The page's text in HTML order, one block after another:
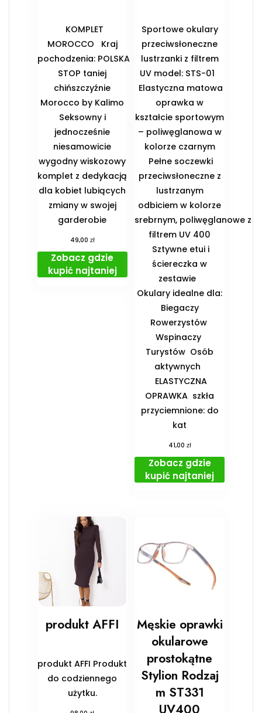
KOMPLET
MOROCCO Kraj
pochodzenia: POLSKA
STOP taniej
chińszczyźnie
Morocco by Kalimo
Seksowny i
jednocześnie
niesamowicie
wygodny wiskozowy
komplet z dedykacją
dla kobiet lubiących
zmiany w swojej
garderobie
49,00 zł
Zobacz gdzie
kupić najtaniej
Sportowe okulary
przeciwsłoneczne
lustrzanki z filtrem
UV model: STS-01
Elastyczna matowa
oprawka w
kształcie sportowym
– poliwęglanowa w
kolorze czarnym
Pełne soczewki
przeciwsłoneczne z
lustrzanym
odbiciem w kolorze
srebrnym, poliwęglanowe z
filtrem UV 400
Sztywne etui i
ściereczka w
zestawie
️Okulary idealne dla:
️ Biegaczy ️
Rowerzystów ️
Wspinaczy ️
Turystów ️ Osób
aktywnych
️ ELASTYCZNA
OPRAWKA ️ szkła
przyciemnione: do
kat
41,00 zł
Zobacz gdzie
kupić najtaniej
produkt AFFI
produkt AFFI Produkt
do codziennego
użytku.
Męskie oprawki
okularowe
prostokątne
Stylion Rodzaj
m ST331